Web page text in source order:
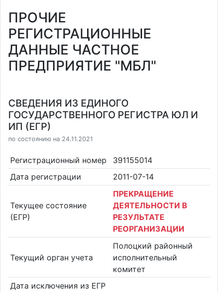
ПРОЧИЕ
РЕГИСТРАЦИОННЫЕ
ДАННЫЕ ЧАСТНОЕ
ПРЕДПРИЯТИЕ "МБЛ"
СВЕДЕНИЯ ИЗ ЕДИНОГО
ГОСУДАРСТВЕННОГО РЕГИСТРА ЮЛ И
ИП (ЕГР)
по состоянию на 24.11.2021
Регистрационный номер
391155014
Дата регистрации
2011-07-14
Текущее состояние
(ЕГР)
ПРЕКРАЩЕНИЕ
ДЕЯТЕЛЬНОСТИ В
РЕЗУЛЬТАТЕ
РЕОРГАНИЗАЦИИ
Текущий орган учета
Полоцкий районный
исполнительный
комитет
Дата исключения из ЕГР